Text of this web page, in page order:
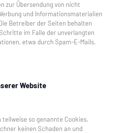
zur Übersendung von nicht
und Informationsmaterialien
Betreiber der Seiten behalten
im Falle der unverlangten
etwa durch Spam-E-Mails,
Website
so genannte Cookies.
keinen Schaden an und